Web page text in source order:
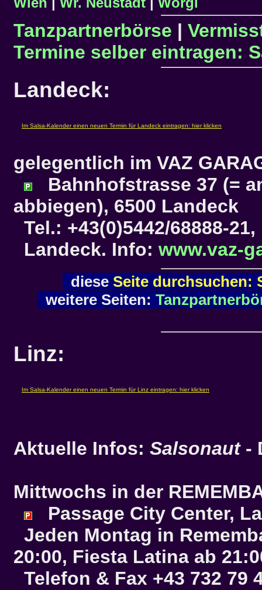
Tanzpartnerbörse |
Termine selber eintragen:
Landeck:
gelegentlich im VAZ
Bahnhofstrasse 37 (=
abbiegen), 6500 Landeck
Tel.: +43(0)5442/68888-
Landeck. Info: www.vaz-
diese Seite durchsuchen:
weitere Seiten:
Linz:
Aktuelle Infos: Salsonaut-
Mittwochs in der
Passage City Center,
Jeden Montag in
20:00, Fiesta Latina ab
Telefon & Fax +43 732 79